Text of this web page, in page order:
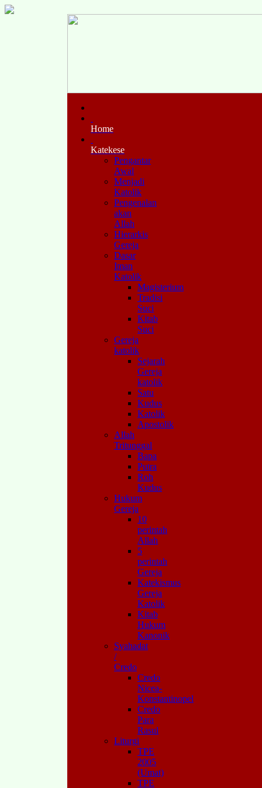
Home
Katekese
Pengantar
Awal
Menjadi
Katolik
Pengenalan
akan
Allah
Hierarkis
Gereja
Dasar
Iman
Katolik
Magisterium
Tradisi
Suci
Kitab
Suci
Gereja
katolik
Sejarah
Gereja
katolik
Satu
Kudus
Katolik
Apostolik
Allah
Tritunggal
Bapa
Putra
Roh
Kudus
Hukum
Gereja
10
perintah
Allah
5
perintah
Gereja
Katekismus
Gereja
Katolik
Kitab
Hukum
Kanonik
Syahadat
/
Credo
Credo
Nicea-
Konstantinopel
Credo
Para
Rasul
Liturgi
TPE
2005
(Umat)
TPE